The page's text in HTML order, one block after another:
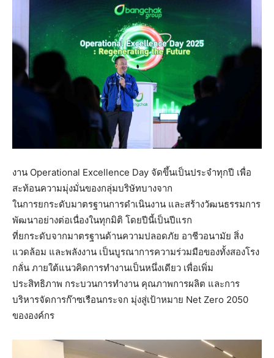
งาน Operational Excellence Day จัดขึ้นเป็นประจำทุกปี เพื่อ
สะท้อนความมุ่งมั่นของกลุ่มบริษัทบางจาก
ในการยกระดับมาตรฐานการดำเนินงาน และสร้างวัฒนธรรมการ
พัฒนาอย่างต่อเนื่องในทุกมิติ โดยปีนี้เป็นปีแรก
ที่ยกระดับจากมาตรฐานด้านความปลอดภัย อาชีวอนามัย สิ่ง
แวดล้อม และพลังงาน เป็นบูรณาการความร่วมมือของทั้งสองโรง
กลั่น ภายใต้แนวคิดการทำงานเป็นหนึ่งเดียว เพื่อเพิ่ม
ประสิทธิภาพ กระบวนการทำงาน คุณภาพการผลิต และการ
บริหารจัดการก๊าซเรือนกระจก มุ่งสู่เป้าหมาย Net Zero 2050
ขององค์กร